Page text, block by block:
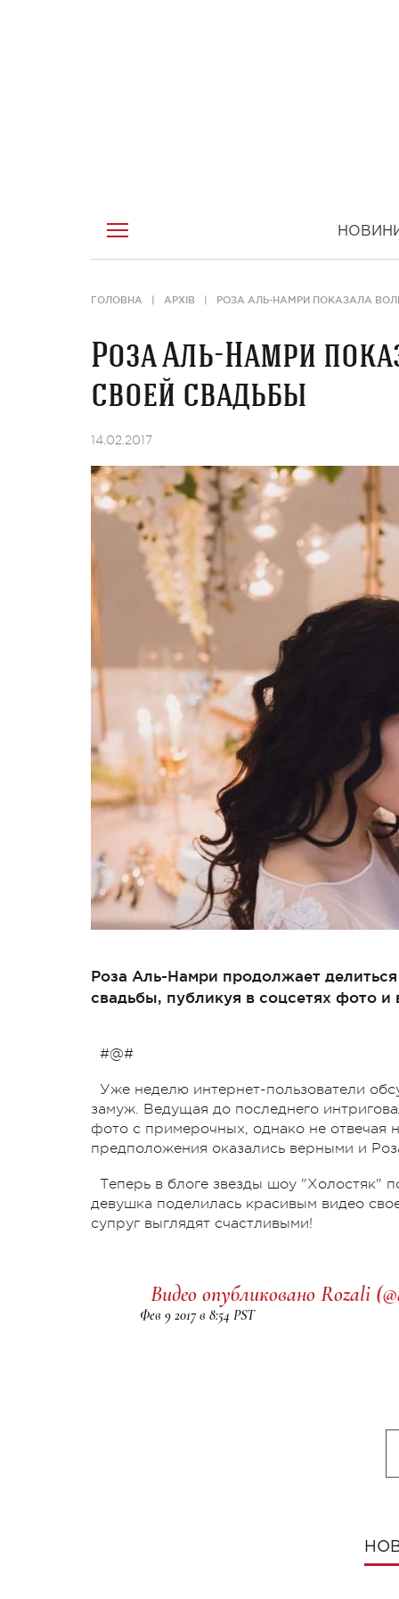
ГОЛОВНА АРХІВ РОЗА АЛЬ-НАМРИ ПОКАЗАЛА
Роза Аль-Намри
своей свадьбы
14.02.2017
Роза Аль-Намри продолжает
свадьбы, публикуя в соцсетях фото и
#@#
Уже неделю интернет-пользователи
замуж. Ведущая до последнего
фото с примерочных, однако не отвечая
предположения оказались верными и
Теперь в блоге звезды шоу "Холостяк"
девушка поделилась красивым видео
супруг выглядят счастливыми!
Видео опубликовано Rozali
Фев 9 2017 в 8:54 PST